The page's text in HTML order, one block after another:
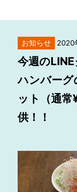
お知らせ 2020
今週の
ハンバーグ
ット（通
供！！